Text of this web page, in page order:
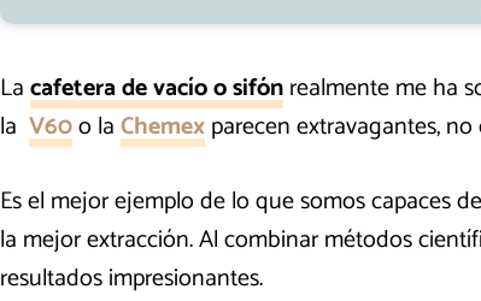
Lacafetera de vacío o sifónrealmente me ha
la V60o laChemexparecen extravagantes,
Es el mejor ejemplo de lo que somos capaces
la mejor extracción. Al combinar métodos
resultados impresionantes.